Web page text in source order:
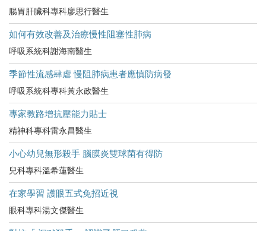
腸胃肝臟科專科廖思行醫生
如何有效改善及治療慢性阻塞性肺病
呼吸系統科謝海南醫生
季節性流感肆虐 慢阻肺病患者應慎防病發
呼吸系統科專科黃永政醫生
專家教路增抗壓能力貼士
精神科專科雷永昌醫生
小心幼兒無形殺手 腦膜炎雙球菌有得防
兒科專科溫希蓮醫生
在家學習 護眼五式免招近視
眼科專科湯文傑醫生